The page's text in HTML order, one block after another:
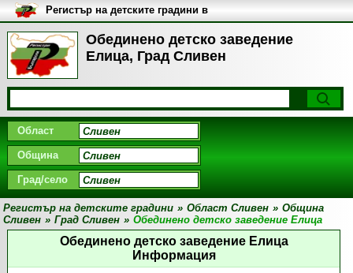
Обединено детско заведение
Елица, Град Сливен
Регистър на детските градини в
България
Област
Община
Град/село
Регистър на детските градини » Област Сливен » Община
Сливен » Град Сливен » Обединено детско заведение Елица
Обединено детско заведение Елица
Информация